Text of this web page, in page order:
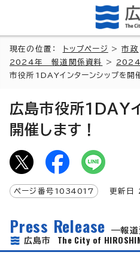
現在の位置： トップページ >市政
2024年 報道関係資料
> 2024
市役所1DAYインターンシップを開
広島市役所1DAY
開催します！
ページ番号 1034017 更新日
Press Release
報
広島市 The City of